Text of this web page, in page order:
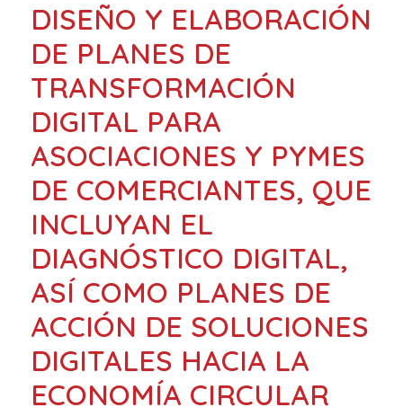
DISEÑO Y ELABORACIÓN
DE PLANES DE
TRANSFORMACIÓN
DIGITAL PARA
ASOCIACIONES Y PYMES
DE COMERCIANTES, QUE
INCLUYAN EL
DIAGNÓSTICO DIGITAL,
ASÍ COMO PLANES DE
ACCIÓN DE SOLUCIONES
DIGITALES HACIA LA
ECONOMÍA CIRCULAR